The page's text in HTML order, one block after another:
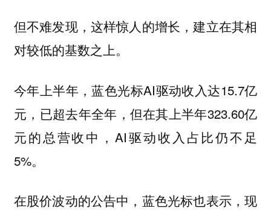
但不难发现，这样惊人的增长，建立在其相
对较低的基数之上。
今年上半年，蓝色光标AI驱动收入达15.7亿
元，已超去年全年，但在其上半年323.60亿
元的总营收中，AI驱动收入占比仍不足
5%。
在股价波动的公告中，蓝色光标也表示，现